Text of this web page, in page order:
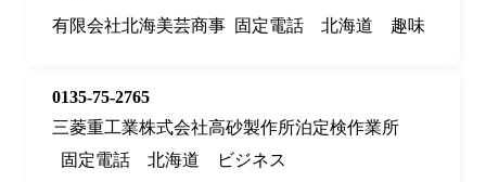
有限会社北海美芸商事 固定電話 北海道 趣味
0135-75-2765
三菱重工業株式会社高砂製作所泊定検作業所
固定電話
北海道 ビジネス